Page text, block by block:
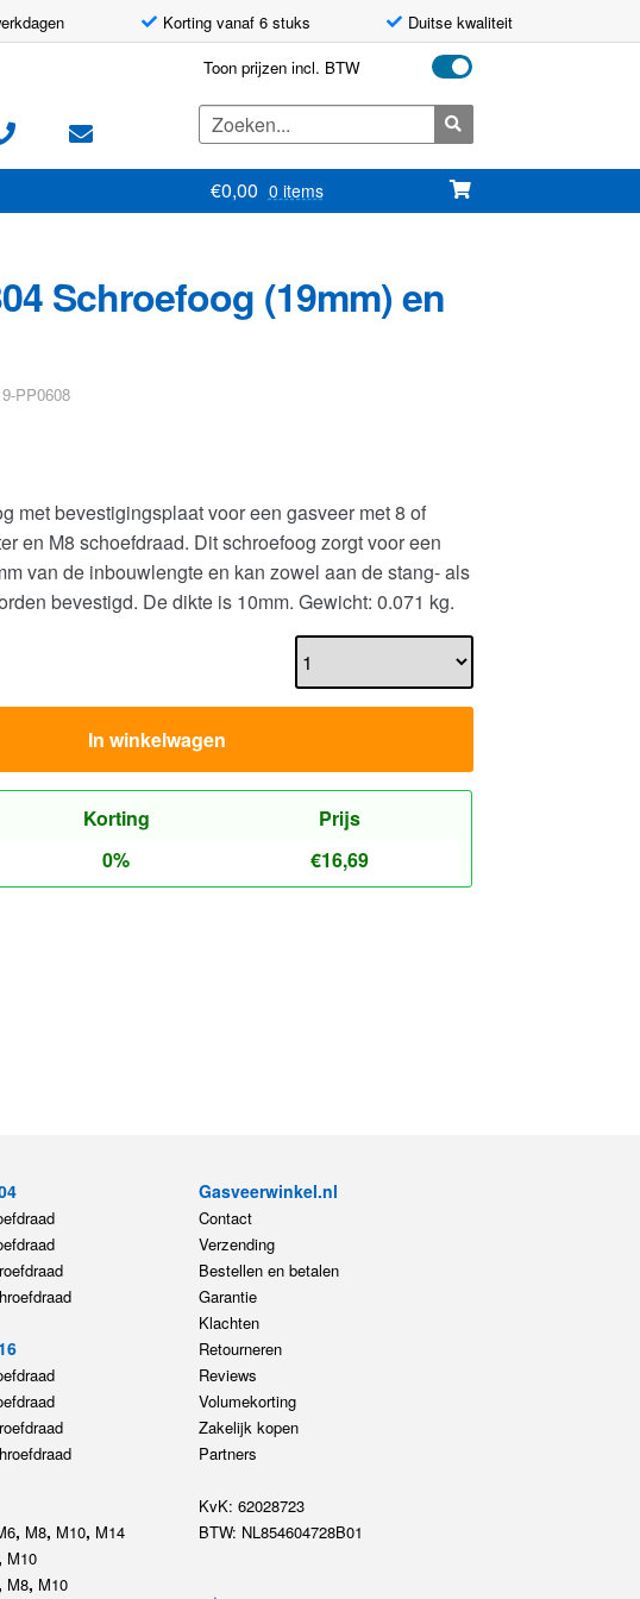
Korting vanaf 6 stuks Duitse kwaliteit
Toon prijzen incl. BTW
Zoeken
naar:
€0,00 0 items
Schroefoog (19mm) en
PP0608
met bevestigingsplaat voor een gasveer met 8 of
en M8 schoefdraad. Dit schroefoog zorgt voor een
van de inbouwlengte en kan zowel aan de stang- als
bevestigd. De dikte is 10mm. Gewicht: 0.071 kg.
In winkelwagen
Korting
Prijs
0% €16,69
, M8, M10, M14
M10
M8, M10
Gasveerwinkel.nl
Contact
Verzending
Bestellen en betalen
Garantie
Klachten
Retourneren
Reviews
Volumekorting
Zakelijk kopen
Partners
KvK: 62028723
BTW: NL854604728B01